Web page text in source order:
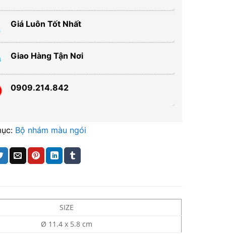
Giá Luôn Tốt Nhất
Giao Hàng Tận Nơi
0909.214.842
Bộ nhám màu ngói
SIZE
Ø 11.4 x 5.8 cm